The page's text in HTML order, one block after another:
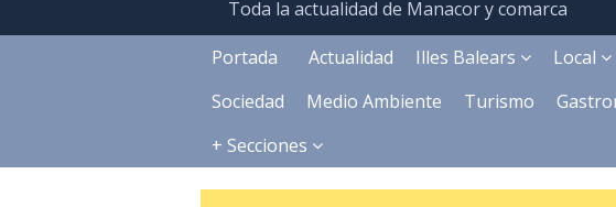
Toda la actualidad de Manacor y comarca
Portada Actualidad Illes Balears Local
Sociedad
Medio Ambiente Turismo
+ Secciones